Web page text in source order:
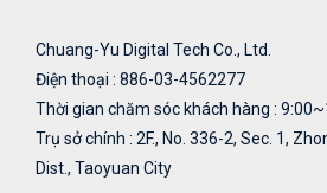
Chuang-Yu Digital Tech Co., Ltd.
Điện thoại : 886-03-4562277
Thời gian chăm sóc khách hàng :
Trụ sở chính : 2F., No. 336-2, Sec. 1,
Dist., Taoyuan City